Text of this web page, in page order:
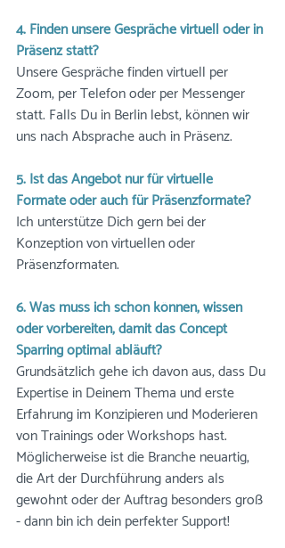
4. Finden unsere Gespräche virtuell oder in
Präsenz statt?
Unsere Gespräche finden virtuell per
Zoom, per Telefon oder per Messenger
statt. Falls Du in Berlin lebst, können wir
uns nach Absprache auch in Präsenz.
5. Ist das Angebot nur für virtuelle
Formate oder auch für Präsenzformate?
Ich unterstütze Dich gern bei der
Konzeption von virtuellen oder
Präsenzformaten.
6. Was muss ich schon können, wissen
oder vorbereiten, damit das Concept
Sparring optimal abläuft?
Grundsätzlich gehe ich davon aus, dass Du
Expertise in Deinem Thema und erste
Erfahrung im Konzipieren und Moderieren
von Trainings oder Workshops hast.
Möglicherweise ist die Branche neuartig,
die Art der Durchführung anders als
gewohnt oder der Auftrag besonders groß
- dann bin ich dein perfekter Support!